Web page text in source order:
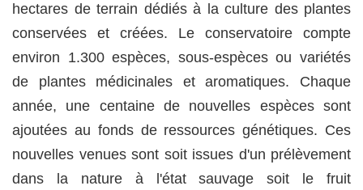
hectares de terrain dédiés à la culture des plantes
conservées et créées. Le conservatoire compte
environ 1.300 espèces, sous-espèces ou variétés
de plantes médicinales et aromatiques. Chaque
année, une centaine de nouvelles espèces sont
ajoutées au fonds de ressources génétiques. Ces
nouvelles venues sont soit issues d'un prélèvement
dans la nature à l'état sauvage soit le fruit